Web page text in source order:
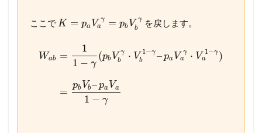
ここでK = pa V γ
a
= pb V γ
b
を戻します。
Wab =
1
1 − γ
(pb V γ
b
⋅ V 1 −γ
b
–pa V γ
a
⋅ V 1 −γ
a
)
=
pb Vb–pa Va
1 − γ